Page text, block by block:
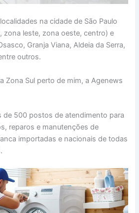
na cidade de São Paulo
zona leste, zona oeste, centro) e
Granja Viana, Aldeia da Serra,
outros.
Zona Sul perto de mim, a Agenews
de 500 postos de atendimento para
reparos e manutenções de
importadas e nacionais de todas